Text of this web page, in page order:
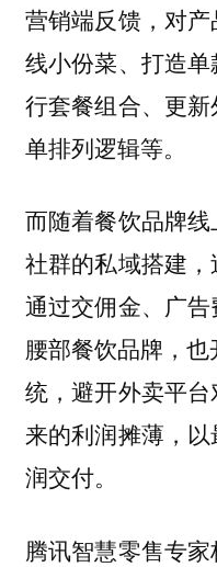
营销端反馈，对
线小份菜、打造
行套餐组合、更
单排列逻辑等。
而随着餐饮品牌
社群的私域搭建，
通过交佣金、广
腰部餐饮品牌，
统，避开外卖平
来的利润摊薄，
润交付。
腾讯智慧零售专